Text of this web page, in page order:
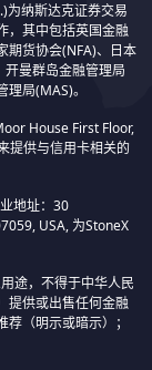
为纳斯达克证券交易
，其中包括英国金融
期货协会(NFA)、日本
开曼群岛金融管理局
局(MAS)。
House First Floor,
提供与信用卡相关的
地址：30
USA, 为StoneX
途，不得于中华人民
提供或出售任何金融
（明示或暗示）；